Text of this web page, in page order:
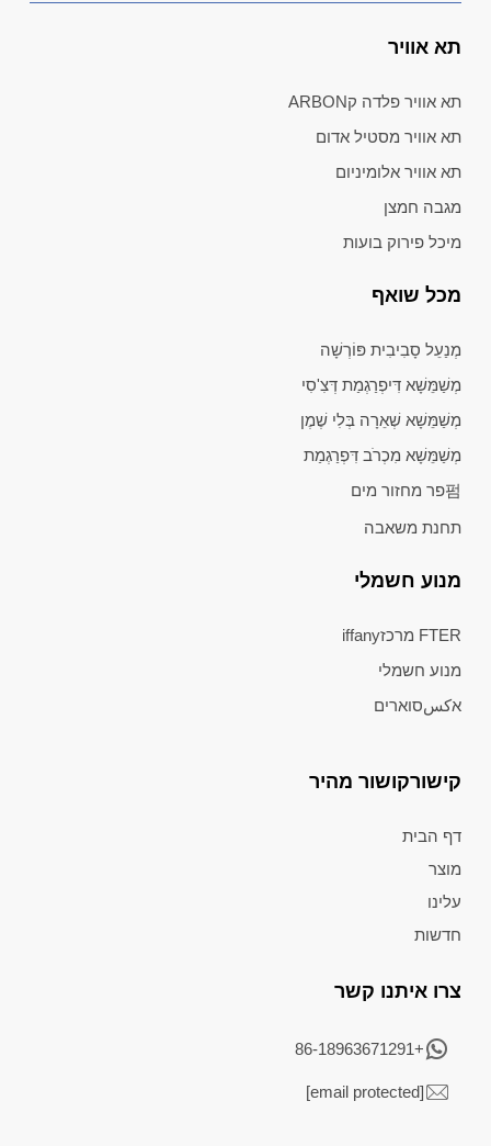
תא אוויר
תא אוויר פלדה קARBON
תא אוויר מסטיל אדום
תא אוויר אלומיניום
מגבה חמצן
מיכל פירוק בועות
מכל שואף
מְנַעֵל סָבִיבִית פּוֹרְשָׁה
מְשַׁמֵּשָׁא דִּיפְרַגְמַת דְּצִ'סִי
מְשַׁמֵּשָׁא שְׁאֵרָה בְּלִי שֶׁמֶן
מְשַׁמֵּשָׁא מִכְרֹב דִּפְרַגְמַת
펌פר מחזור מים
תחנת משאבה
מנוע חשמלי
FTER מרכזiffany
מנוע חשמלי
אكسסוארים
קישורקושור מהיר
דף הבית
מוצר
עלינו
חדשות
צרו איתנו קשר
+86-18963671291
[email protected]